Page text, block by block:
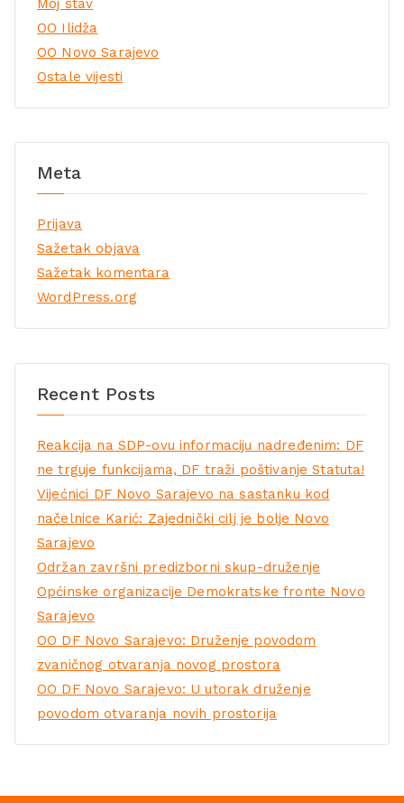
OO Ilidža
OO Novo Sarajevo
Ostale vijesti
Meta
Prijava
Sažetak objava
Sažetak komentara
WordPress.org
Recent Posts
Reakcija na SDP-ovu informaciju nadređenim: DF
ne trguje funkcijama, DF traži poštivanje Statuta!
Vijećnici DF Novo Sarajevo na sastanku kod
načelnice Karić: Zajednički cilj je bolje Novo
Sarajevo
Održan završni predizborni skup-druženje
Općinske organizacije Demokratske fronte Novo
Sarajevo
OO DF Novo Sarajevo: Druženje povodom
zvaničnog otvaranja novog prostora
OO DF Novo Sarajevo: U utorak druženje
povodom otvaranja novih prostorija